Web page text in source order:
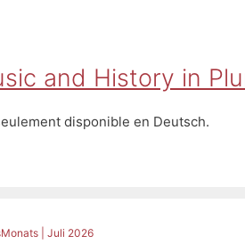
and History in
disponible en Deutsch.
| Juli 2026